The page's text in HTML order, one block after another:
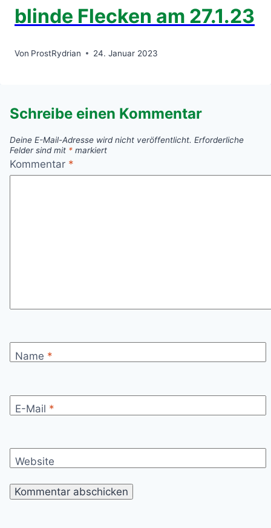
blinde Flecken am 27.1.23
Von ProstRydrian 24. Januar 2023
Schreibe einen Kommentar
Deine E-Mail-Adresse wird nicht veröffentlicht. Erforderliche
Felder sind mit * markiert
Kommentar *
Name *
E-Mail *
Website